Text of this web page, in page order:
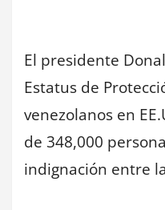
El presidente
Estatus de
venezolanos en
de 348,000
indignación entre